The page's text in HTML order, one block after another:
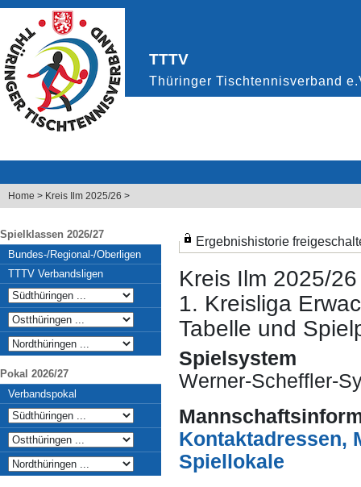
Home > Kreis Ilm 2025/26 >
Spielklassen 2026/27
Bundes-/Regional-/Oberligen
TTTV Verbandsligen
Pokal 2026/27
Verbandspokal
Ergebnishistorie
Kreis Ilm 2025/26
1. Kreisliga
Tabelle und
Spielsystem
Werner-Scheffler-
Kontaktadressen,
Spiellokale